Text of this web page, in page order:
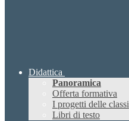
Didattica
Panoramica
Offerta formativa
I progetti delle classi
Libri di testo